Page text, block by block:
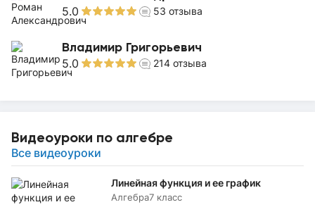
5.0 53 отзыва
Владимир Григорьевич
5.0 214 отзыва
Видеоуроки по алгебре
Все видеоуроки
Линейная функция и ее график
Алгебра7 класс